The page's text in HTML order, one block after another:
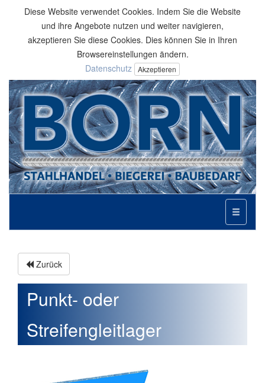
Diese Website verwendet Cookies. Indem Sie die Website
und ihre Angebote nutzen und weiter navigieren,
akzeptieren Sie diese Cookies. Dies können Sie in Ihren
Browsereinstellungen ändern.
Datenschutz Akzeptieren
Toggle
Zurück
Punkt- oder
Streifengleitlager